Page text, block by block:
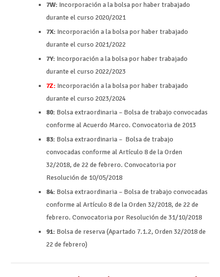
7W: Incorporación a la bolsa por haber trabajado
durante el curso 2020/2021
7X: Incorporación a la bolsa por haber trabajado
durante el curso 2021/2022
7Y: Incorporación a la bolsa por haber trabajado
durante el curso 2022/2023
7Z: Incorporación a la bolsa por haber trabajado
durante el curso 2023/2024
80: Bolsa extraordinaria – Bolsa de trabajo convocadas
conforme al Acuerdo Marco. Convocatoria de 2013
83: Bolsa extraordinaria – Bolsa de trabajo
convocadas conforme al Artículo 8 de la Orden
32/2018, de 22 de febrero. Convocatoria por
Resolución de 10/05/2018
84: Bolsa extraordinaria – Bolsa de trabajo convocadas
conforme al Artículo 8 de la Orden 32/2018, de 22 de
febrero. Convocatoria por Resolución de 31/10/2018
91: Bolsa de reserva (Apartado 7.1.2, Orden 32/2018 de
22 de febrero)